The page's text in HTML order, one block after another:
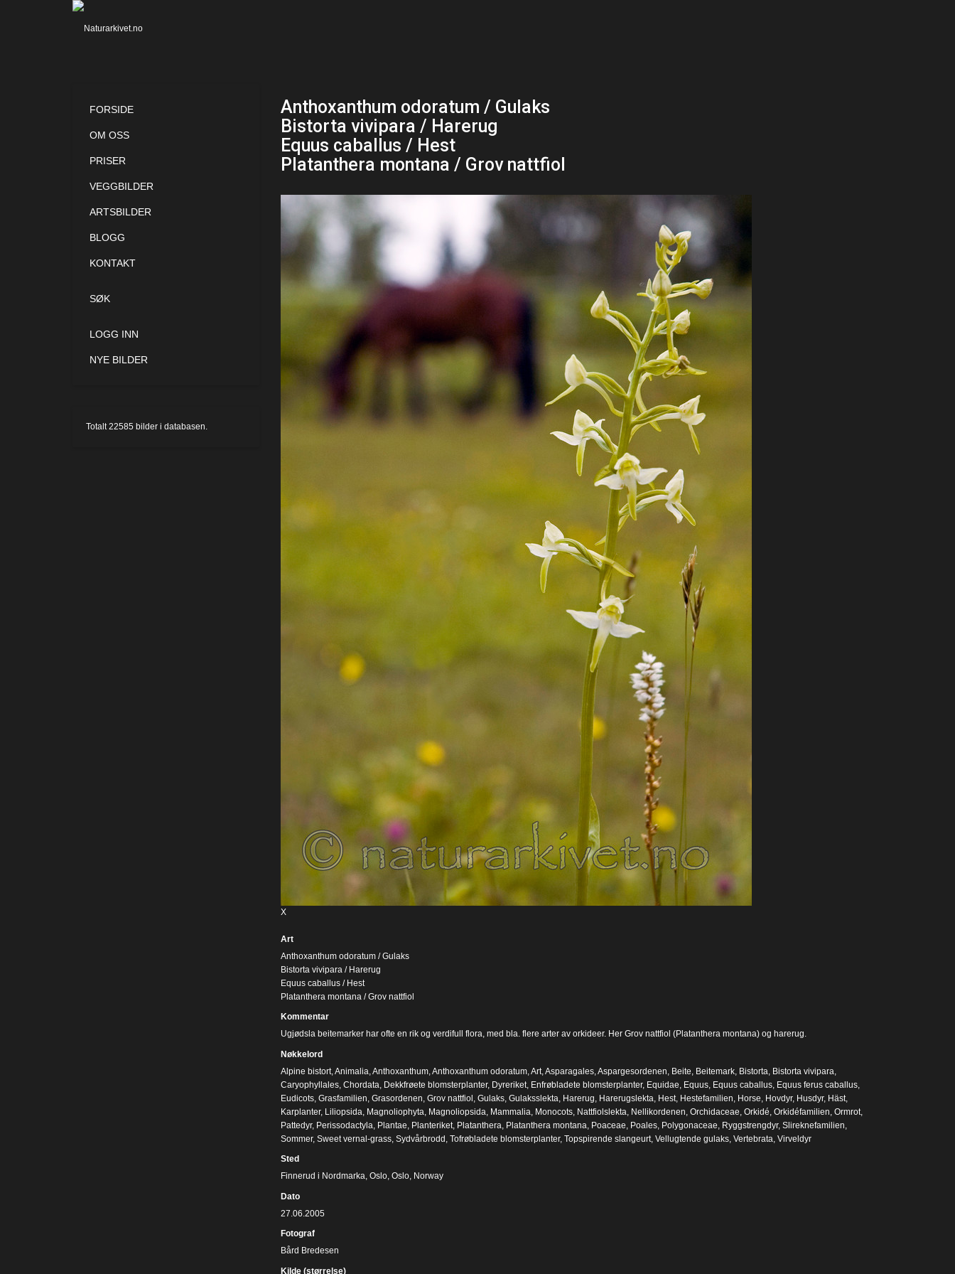
Anthoxanthum odoratum / Gulaks
Bistorta vivipara / Harerug
Equus caballus / Hest
Platanthera montana / Grov nattfiol
X
Art
Anthoxanthum odoratum / Gulaks
Bistorta vivipara / Harerug
Equus caballus / Hest
Platanthera montana / Grov nattfiol
Kommentar
Ugjødsla beitemarker har ofte en rik og verdifull flora, med bla. flere arter av orkideer. Her Grov nattfiol (Platanthera montana) og harerug.
Nøkkelord
Alpine bistort, Animalia Anthoxanthum, Anthoxanthum odoratum, Art, Asparagales, Aspargesordenen Beite Beitemark, Bistorta Bistorta vivipara
Caryophyllales, Chordata Dekkfrøete blomsterplanter, Dyreriket, Enfrøbladete blomsterplanter, Equidae Equus, Equus caballus, Equus ferus caballus,
Eudicots, Grasfamilien Grasordenen Grov nattfiol Gulaks, Gulaksslekta Harerug Harerugslekta Hest, Hestefamilien Horse Hovdyr, Husdyr, Häst,
Karplanter, Liliopsida Magnoliophyta Magnoliopsida Mammalia Monocots, Nattfiolslekta Nellikordenen Orchidaceae Orkidé Orkidéfamilien Ormrot,
Pattedyr, Perissodactyla Plantae Planteriket, Platanthera Platanthera montana Poaceae Poales, Polygonaceae Ryggstrengdyr, Slireknefamilien
Sommer, Sweet vernal-grass, Sydvårbrodd Tofrøbladete blomsterplanter, Topspirende slangeurt, Vellugtende gulaks, Vertebrata Virveldyr
Sted
Finnerud i Nordmarka, Oslo, Oslo, Norway
Dato
27.06.2005
Fotograf
Bård Bredesen
Kilde (størrelse)
FORSIDE
OM OSS
PRISER
VEGGBILDER
ARTSBILDER
BLOGG
KONTAKT
SØK
LOGG INN
NYE BILDER
Totalt22585 bilder i databasen.